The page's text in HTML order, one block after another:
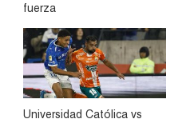
fuerza
Universidad Católica vs